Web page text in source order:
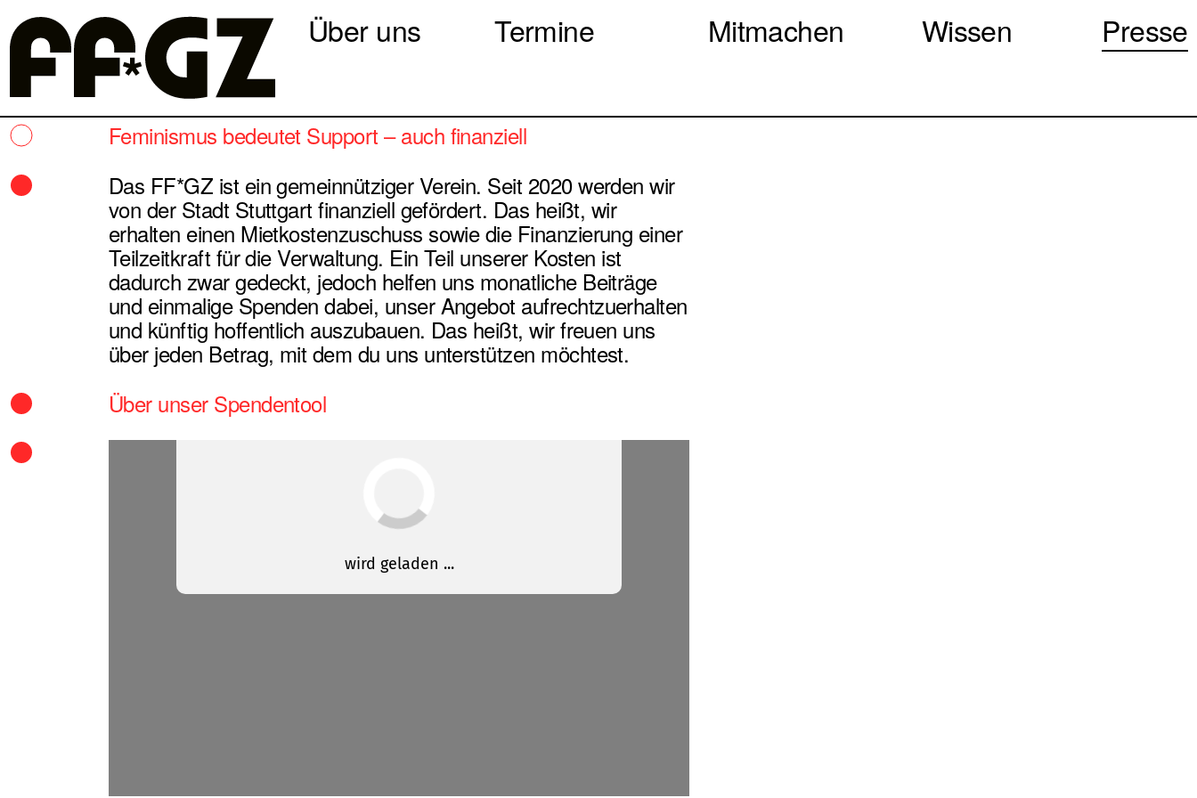
Über uns Termine Mitmachen Wissen Presse
Feminismus bedeutet Support – auch finanziell
Das FF*GZ ist ein gemeinnütziger Verein. Seit 2020 werden wir
von der Stadt Stuttgart finanziell gefördert. Das heißt, wir
erhalten einen Mietkostenzuschuss sowie die Finanzierung einer
Teilzeitkraft für die Verwaltung. Ein Teil unserer Kosten ist
dadurch zwar gedeckt, jedoch helfen uns monatliche Beiträge
und einmalige Spenden dabei, unser Angebot aufrechtzuerhalten
und künftig hoffentlich auszubauen. Das heißt, wir freuen uns
über jeden Betrag, mit dem du uns unterstützen möchtest.
Über unser Spendentool